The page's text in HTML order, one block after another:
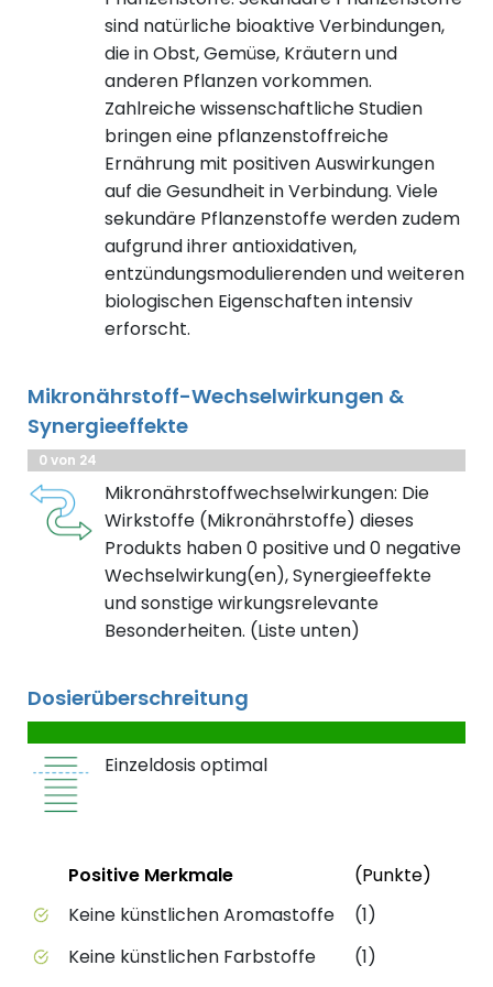
sind natürliche bioaktive Verbindungen,
die in Obst, Gemüse, Kräutern und
anderen Pflanzen vorkommen.
Zahlreiche wissenschaftliche Studien
bringen eine pflanzenstoffreiche
Ernährung mit positiven Auswirkungen
auf die Gesundheit in Verbindung. Viele
sekundäre Pflanzenstoffe werden zudem
aufgrund ihrer antioxidativen,
entzündungsmodulierenden und weiteren
biologischen Eigenschaften intensiv
erforscht.
Mikronährstoff-Wechselwirkungen &
Synergieeffekte
0 von 24
Mikronährstoffwechselwirkungen: Die
Wirkstoffe (Mikronährstoffe) dieses
Produkts haben 0 positive und 0 negative
Wechselwirkung(en), Synergieeffekte
und sonstige wirkungsrelevante
Besonderheiten. (Liste unten)
Dosierüberschreitung
Einzeldosis optimal
Positive Merkmale des Produkts mit
StatusPositive Merkmale (Punkte)
Keine künstlichen Aromastoffe
(1)
Keine künstlichen Farbstoffe
(1)